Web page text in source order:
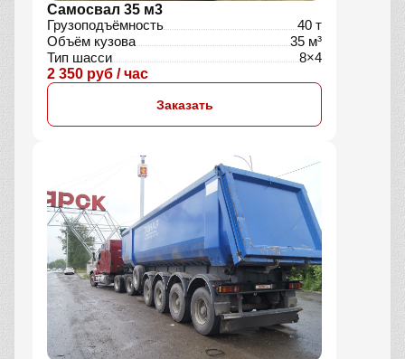
Самосвал 35 м3
Грузоподъёмность
40 т
Объём кузова
35 м³
Тип шасси
8×4
2 350 руб / час
Заказать